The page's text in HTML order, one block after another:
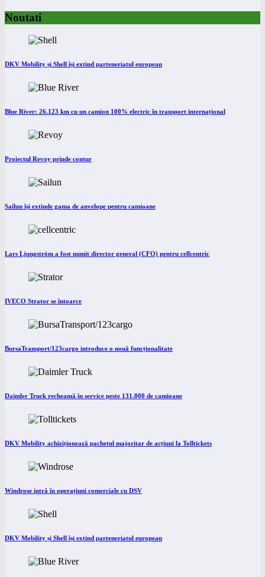
Noutati
DKV Mobility și Shell își extind parteneriatul european
Blue River: 26.123 km cu un camion 100% electric în transport internațional
Proiectul Revoy prinde contur
Sailun își extinde gama de anvelope pentru camioane
Lars Ljungström a fost numit director general (CFO) pentru cellcentric
IVECO Strator se întoarce
BursaTransport/123cargo introduce o nouă funcționalitate
Daimler Truck recheamă în service peste 131.000 de camioane
DKV Mobility achiziționează pachetul majoritar de acțiuni la Tolltickets
Windrose intră în operațiuni comerciale cu DSV
DKV Mobility și Shell își extind parteneriatul european